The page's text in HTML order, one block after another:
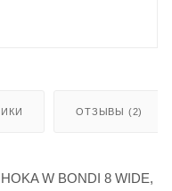
ОТЗЫВЫ (2)
W BONDI 8 WIDE,